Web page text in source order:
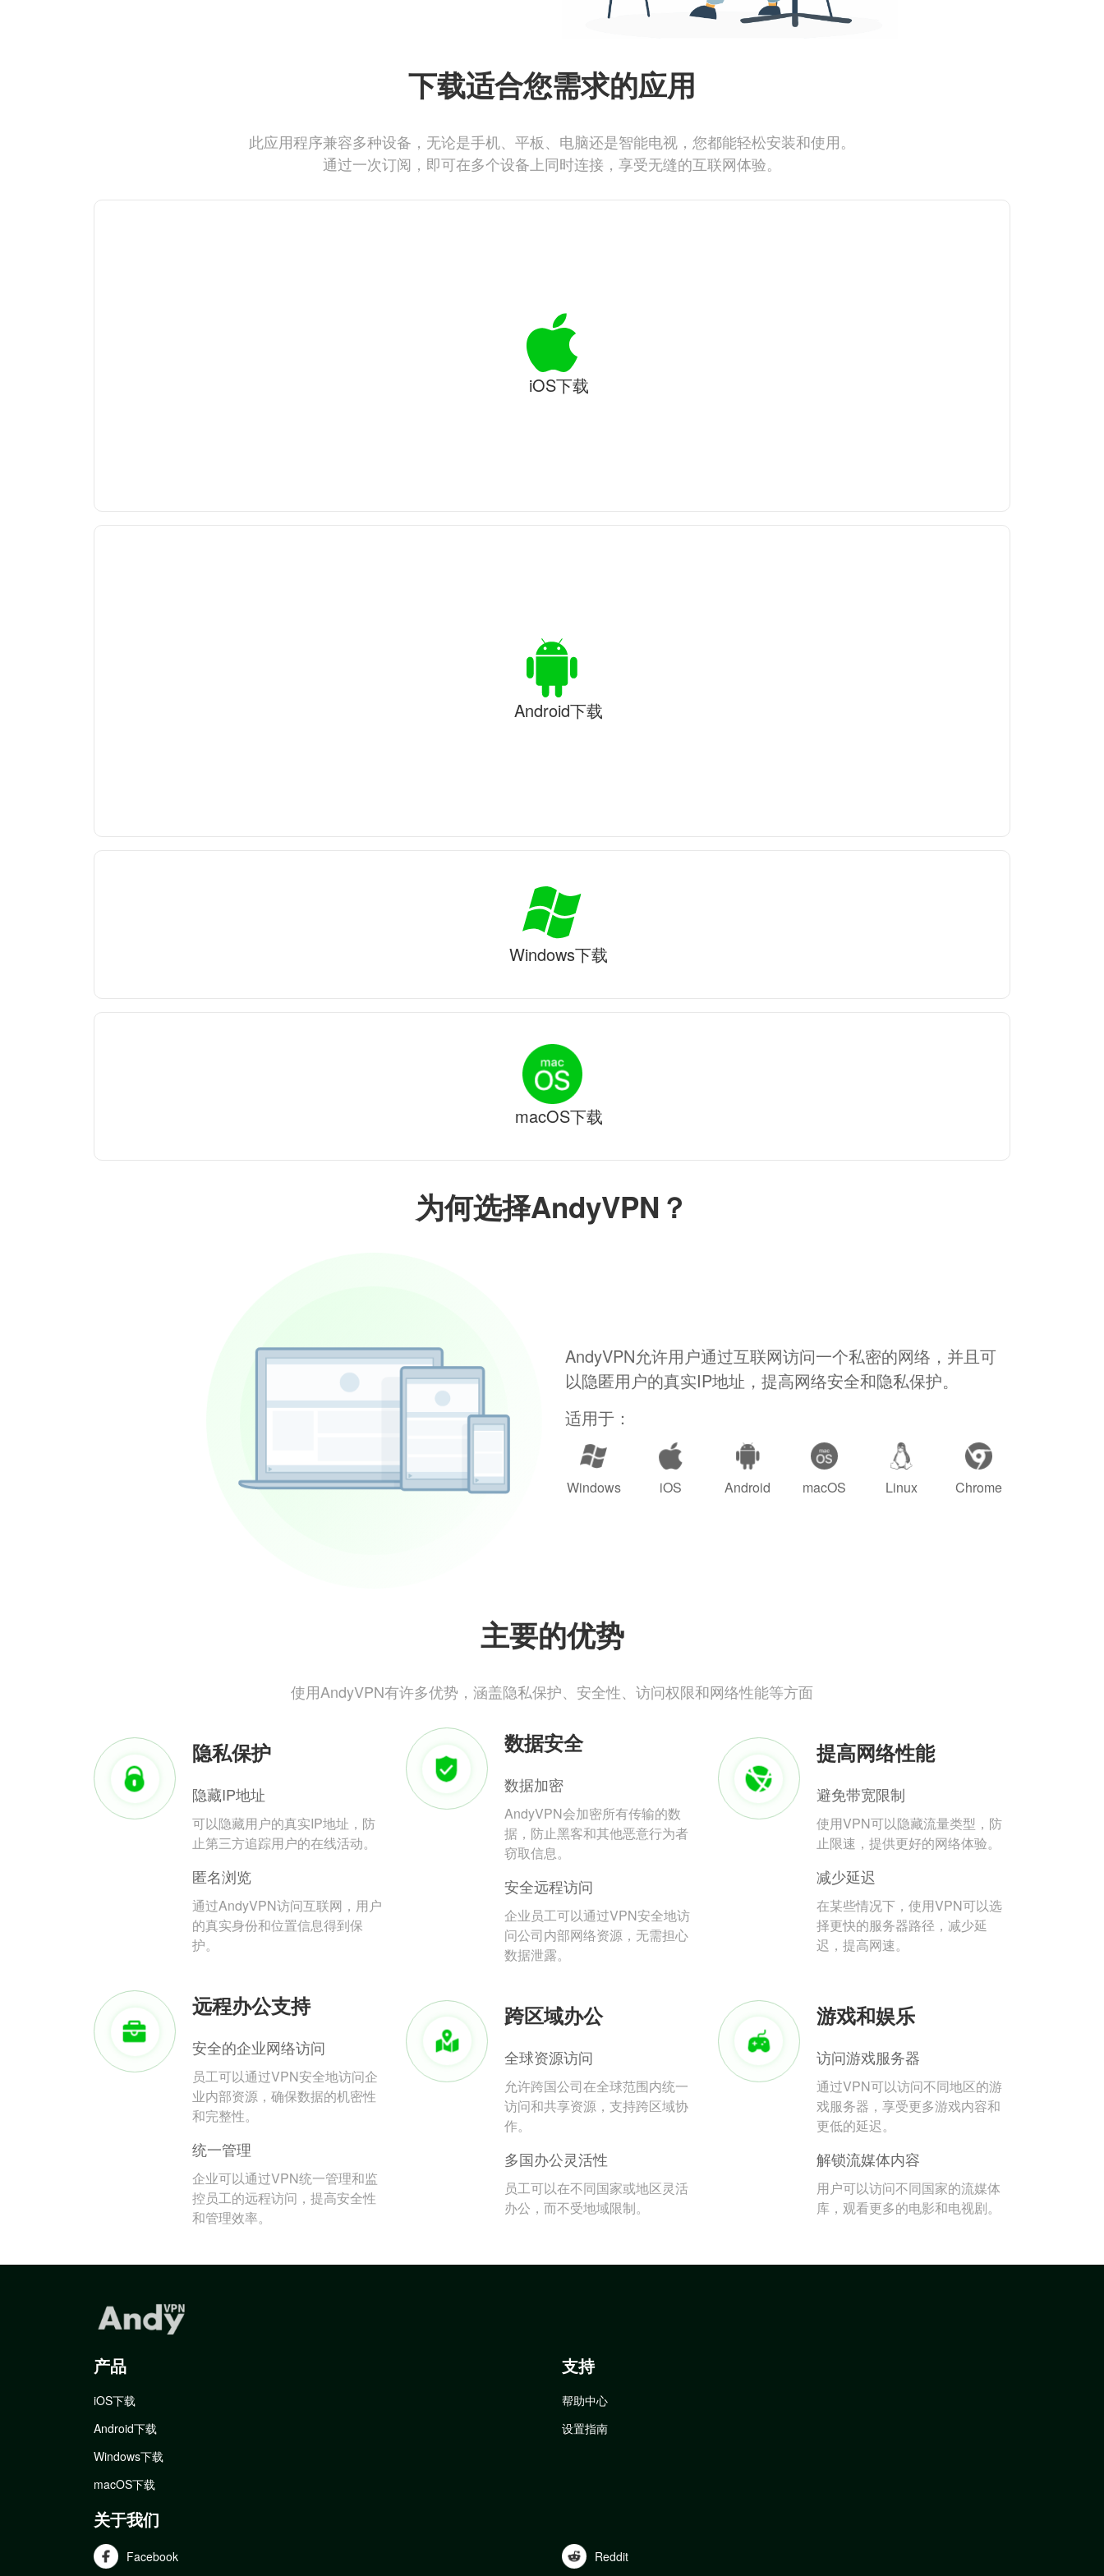
为何选择AndyVPN？
AndyVPN允许用户通过互联网访问一个私密的网络，并且可
以隐匿用户的真实IP地址，提高网络安全和隐私保护。
适用于：
Windows iOS Android macOS Linux Chrome
主要的优势
使用AndyVPN有许多优势，涵盖隐私保护、安全性、访问权限和网络性能等方面
隐私保护
隐藏IP地址
可以隐藏用户的真实IP地址，防
止第三方追踪用户的在线活动。
匿名浏览
通过AndyVPN访问互联网，用户
的真实身份和位置信息得到保
护。
数据安全
数据加密
AndyVPN会加密所有传输的数
据，防止黑客和其他恶意行为者
窃取信息。
安全远程访问
企业员工可以通过VPN安全地访
问公司内部网络资源，无需担心
数据泄露。
提高网络性能
避免带宽限制
使用VPN可以隐藏流量类型，防
止限速，提供更好的网络体验。
减少延迟
在某些情况下，使用VPN可以选
择更快的服务器路径，减少延
迟，提高网速。
远程办公支持
安全的企业网络访问
员工可以通过VPN安全地访问企
业内部资源，确保数据的机密性
和完整性。
统一管理
企业可以通过VPN统一管理和监
控员工的远程访问，提高安全性
和管理效率。
跨区域办公
全球资源访问
允许跨国公司在全球范围内统一
访问和共享资源，支持跨区域协
作。
多国办公灵活性
员工可以在不同国家或地区灵活
办公，而不受地域限制。
游戏和娱乐
访问游戏服务器
通过VPN可以访问不同地区的游
戏服务器，享受更多游戏内容和
更低的延迟。
解锁流媒体内容
用户可以访问不同国家的流媒体
库，观看更多的电影和电视剧。
下载适合您需求的应用
此应用程序兼容多种设备，无论是手机、平板、电脑还是智能电视，您都能轻松安装和使用。
通过一次订阅，即可在多个设备上同时连接，享受无缝的互联网体验。
iOS下载
Android下载
Windows下载
macOS下载
产品
iOS下载
Android下载
Windows下载
macOS下载
支持
帮助中心
设置指南
关于我们
Facebook Reddit